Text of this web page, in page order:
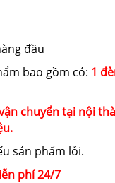
1.500.000₫.
đầu
bao gồm có: 1
chuyển tại nội
sản phẩm lỗi.
phí 24/7